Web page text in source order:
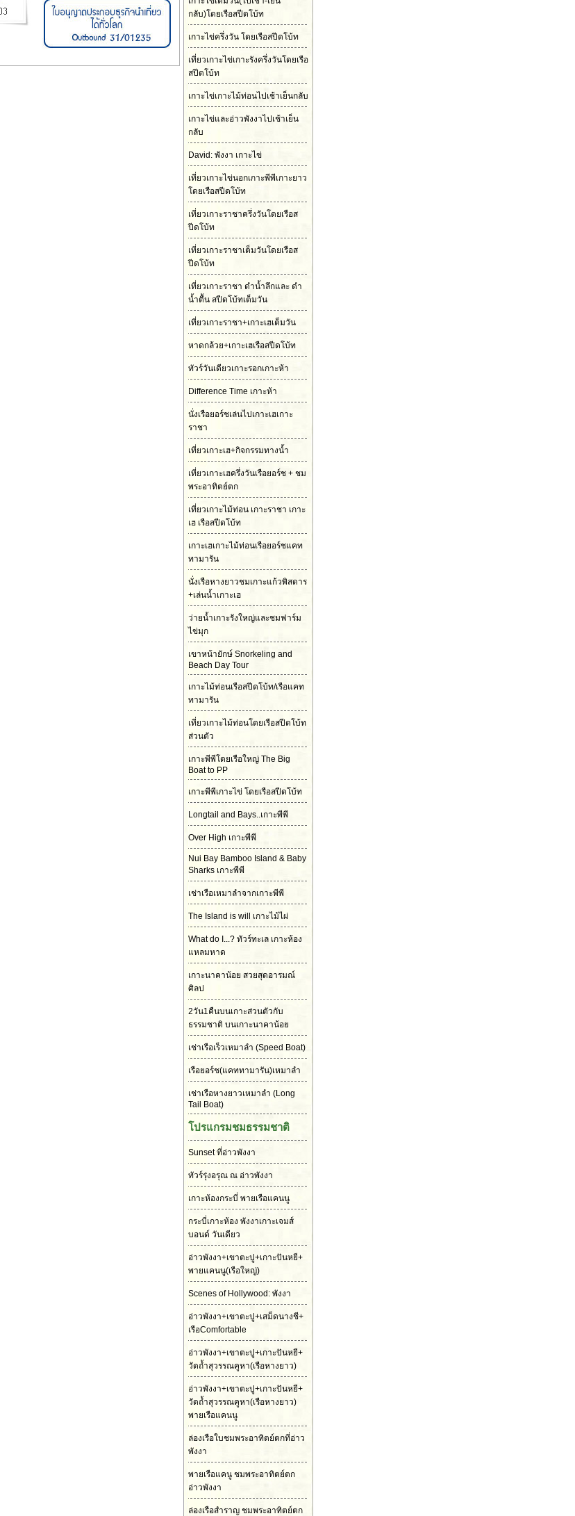
กลับ)โดยเรือสปีดโบ้ท
เกาะไข่ครึ่งวัน โดยเรือสปีดโบ้ท
เที่ยวเกาะไข่เกาะรังครึ่งวันโดยเรือ
สปีดโบ้ท
เกาะไข่เกาะไม้ท่อนไปเช้าเย็นกลับ
เกาะไข่และอ่าวพังงาไปเช้าเย็น
กลับ
David: พังงา เกาะไข่
เที่ยวเกาะไข่นอกเกาะพีพีเกาะยาว
โดยเรือสปีดโบ้ท
เที่ยวเกาะราชาครึ่งวันโดยเรือส
ปีดโบ้ท
เที่ยวเกาะราชาเต็มวันโดยเรือส
ปีดโบ้ท
เที่ยวเกาะราชา ดำน้ำลึกและ ดำ
น้ำตื้น สปีดโบ้ทเต็มวัน
เที่ยวเกาะราชา+เกาะเฮเต็มวัน
หาดกล้วย+เกาะเฮเรือสปีดโบ้ท
ทัวร์วันเดียวเกาะรอกเกาะห้า
Difference Time เกาะห้า
นั่งเรือยอร์ชเล่นไปเกาะเฮเกาะ
ราชา
เที่ยวเกาะเฮ+กิจกรรมทางน้ำ
เที่ยวเกาะเฮครึ่งวันเรือยอร์ช + ชม
พระอาทิตย์ตก
เที่ยวเกาะไม้ท่อน เกาะราชา เกาะ
เฮ เรือสปีดโบ้ท
เกาะเฮเกาะไม้ท่อนเรือยอร์ชแคท
ทามารัน
นั่งเรือหางยาวชมเกาะแก้วพิสดาร
+เล่นน้ำเกาะเฮ
ว่ายน้ำเกาะรังใหญ่และชมฟาร์ม
ไข่มุก
เขาหน้ายักษ์ Snorkeling and
Beach Day Tour
เกาะไม้ท่อนเรือสปีดโบ้ท/เรือแคท
ทามารัน
เที่ยวเกาะไม้ท่อนโดยเรือสปีดโบ้ท
ส่วนตัว
เกาะพีพีโดยเรือใหญ่ The Big
Boat to PP
เกาะพีพีเกาะไข่ โดยเรือสปีดโบ้ท
Longtail and Bays..เกาะพีพี
Over High เกาะพีพี
Nui Bay Bamboo Island & Baby
Sharks เกาะพีพี
เช่าเรือเหมาลำจากเกาะพีพี
The Island is will เกาะไม้ไผ่
What do I...? ทัวร์ทะเล เกาะห้อง
แหลมหาด
เกาะนาคาน้อย สวยสุดอารมณ์
ศิลป
2วัน1คืนบนเกาะส่วนตัวกับ
ธรรมชาติ บนเกาะนาคาน้อย
เช่าเรือเร็วเหมาลำ (Speed Boat)
เรือยอร์ช(แคททามารัน)เหมาลำ
เช่าเรือหางยาวเหมาลำ (Long
Tail Boat)
โปรแกรมชมธรรมชาติ
Sunset ที่อ่าวพังงา
ทัวร์รุ่งอรุณ ณ อ่าวพังงา
เกาะห้องกระบี่ พายเรือแคนนู
กระบี่เกาะห้อง พังงาเกาะเจมส์
บอนด์ วันเดียว
อ่าวพังงา+เขาตะปู+เกาะปันหยี+
พายแคนนู(เรือใหญ่)
Scenes of Hollywood: พังงา
อ่าวพังงา+เขาตะปู+เสม็ดนางชี+
เรือComfortable
อ่าวพังงา+เขาตะปู+เกาะปันหยี+
วัดถ้ำสุวรรณคูหา(เรือหางยาว)
อ่าวพังงา+เขาตะปู+เกาะปันหยี+
วัดถ้ำสุวรรณคูหา(เรือหางยาว)
พายเรือแคนนู
ล่องเรือใบชมพระอาทิตย์ตกที่อ่าว
พังงา
พายเรือแคนู ชมพระอาทิตย์ตก
อ่าวพังงา
ล่องเรือสำราญ ชมพระอาทิตย์ตก